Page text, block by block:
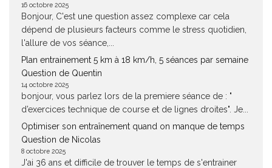
16 octobre 2025
Bonjour, C'est une question assez complexe car cela
dépend de plusieurs facteurs comme le stress quotidien,
l'allure de vos séance,...
Plan entrainement 5 km à 18 km/h, 5 séances par semaine
Question de Quentin
14 octobre 2025
bonjour, vous parlez lors de la premiere séance de : "
d’exercices technique de course et de lignes droites". Je...
Optimiser son entraînement quand on manque de temps
Question de Nicolas
8 octobre 2025
J'ai 36 ans et difficile de trouver le temps de s'entrainer